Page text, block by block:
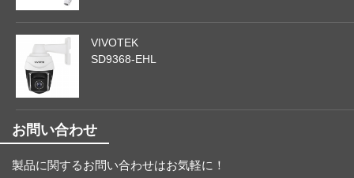
VIVOTEK
SD9368-EHL
お問い合わせ
製品に関するお問い合わせはお気軽に！